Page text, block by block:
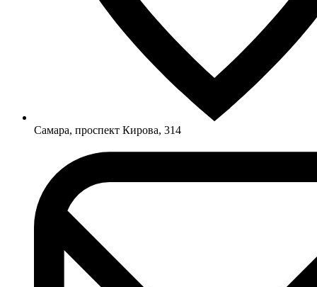
Самара, проспект Кирова, 314